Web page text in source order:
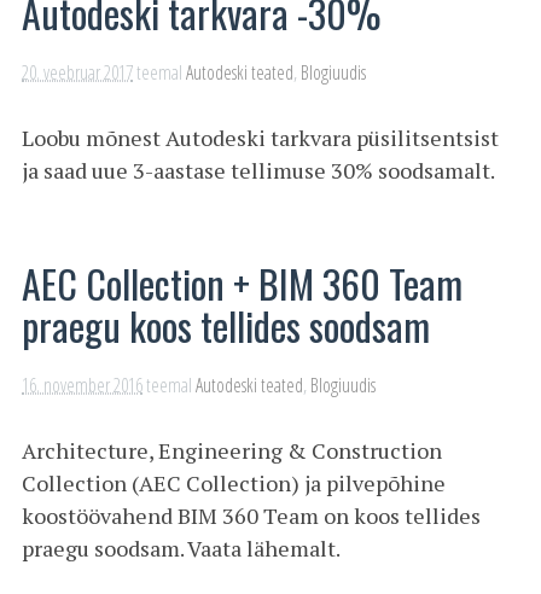
Autodeski tarkvara -30%
20. veebruar 2017teemalAutodeski teated, Blogiuudis
Loobu mõnest Autodeski tarkvara püsilitsentsist
ja saad uue 3-aastase tellimuse 30% soodsamalt.
AEC Collection + BIM 360 Team
praegu koos tellides soodsam
16. november 2016teemalAutodeski teated, Blogiuudis
Architecture, Engineering & Construction
Collection (AEC Collection) ja pilvepõhine
koostöövahend BIM 360 Team on koos tellides
praegu soodsam. Vaata lähemalt.